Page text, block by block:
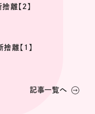
離【2】
離【1】
記事一覧へ